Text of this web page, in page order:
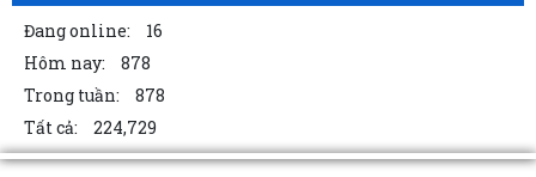
Đang online:
16
Hôm nay:
878
Trong tuần:
878
Tất cả:
224,729